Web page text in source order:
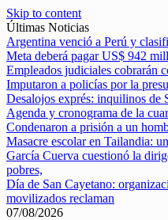
Skip to content
Últimas Noticias
Argentina venció a Perú y
Meta deberá pagar US$ 942
Empleados judiciales cobrarán
Imputaron a policías por la
Desalojos exprés: inquilinos de
Agenda y cronograma de la
Condenaron a prisión a un
Masacre escolar en Tailandia:
García Cuerva cuestionó la
pobres,
Día de San Cayetano:
movilizados reclaman
07/08/2026